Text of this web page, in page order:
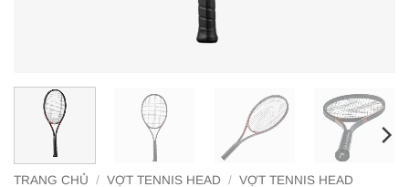
TRANG CHỦ / VỢT TENNIS HEAD / VỢT TENNIS HEAD